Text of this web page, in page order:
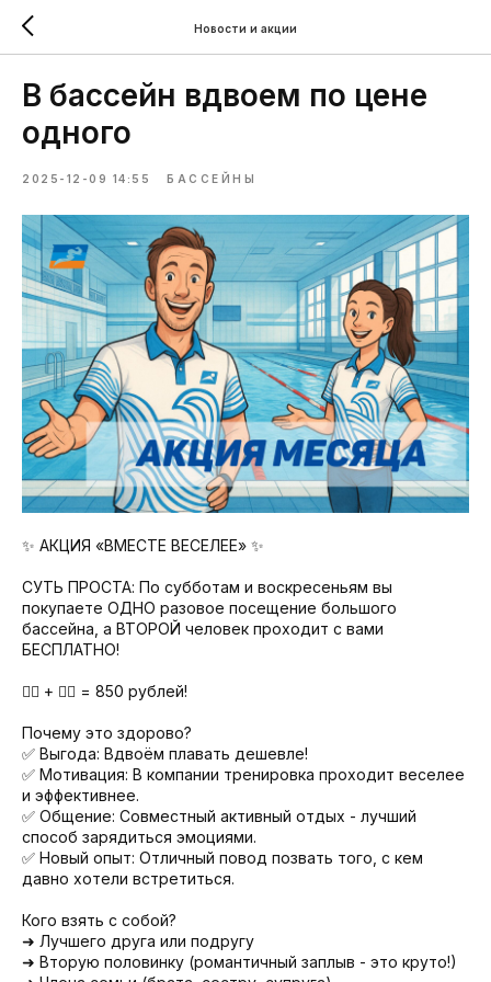
Новости и акции
В бассейн вдвоем по цене
одного
2025-12-09 14:55 БАССЕЙНЫ
✨ АКЦИЯ «ВМЕСТЕ ВЕСЕЛЕЕ» ✨
СУТЬ ПРОСТА: По субботам и воскресеньям вы
покупаете ОДНО разовое посещение большого
бассейна, а ВТОРОЙ человек проходит с вами
БЕСПЛАТНО!
🏊‍♂️ + 🏊‍♀️ = 850 рублей!
Почему это здорово?
✅ Выгода: Вдвоём плавать дешевле!
✅ Мотивация: В компании тренировка проходит веселее
и эффективнее.
✅ Общение: Совместный активный отдых - лучший
способ зарядиться эмоциями.
✅ Новый опыт: Отличный повод позвать того, с кем
давно хотели встретиться.
Кого взять с собой?
➜ Лучшего друга или подругу
➜ Вторую половинку (романтичный заплыв - это круто!)